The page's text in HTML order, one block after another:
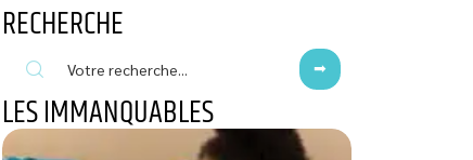
RECHERCHE
LES IMMANQUABLES